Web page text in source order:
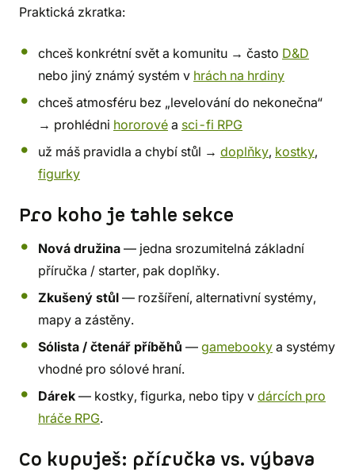
Praktická zkratka:
chceš konkrétní svět a komunitu → často D&D
nebo jiný známý systém v hrách na hrdiny
chceš atmosféru bez „levelování do nekonečna“
→ prohlédni hororové a sci-fi RPG
už máš pravidla a chybí stůl → doplňky, kostky,
figurky
Pro koho je tahle sekce
Nová družina — jedna srozumitelná základní
příručka / starter, pak doplňky.
Zkušený stůl — rozšíření, alternativní systémy,
mapy a zástěny.
Sólista / čtenář příběhů — gamebooky a systémy
vhodné pro sólové hraní.
Dárek — kostky, figurka, nebo tipy v dárcích pro
hráče RPG.
Co kupuješ: příručka vs. výbava